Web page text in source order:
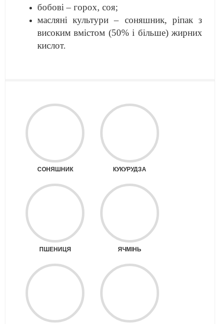
бобові – горох, соя;
масляні культури – соняшник, ріпак з
високим вмістом (50% і більше) жирних
кислот.
СОНЯШНИК КУКУРУДЗА
ПШЕНИЦЯ ЯЧМІНЬ